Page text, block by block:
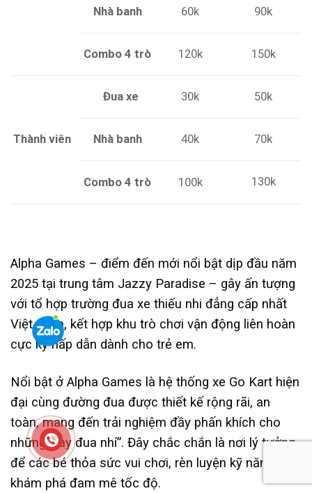
Nhà banh 60k 90k
Combo 4 trò 120k 150k
Thành viên
Đua xe 30k 50k
Nhà banh 40k 70k
Combo 4 trò 100k 130k
Alpha Games – điểm đến mới nổi bật dịp đầu năm
2025 tại trung tâm Jazzy Paradise – gây ấn tượng
với tổ hợp trường đua xe thiếu nhi đẳng cấp nhất
Việt Nam, kết hợp khu trò chơi vận động liên hoàn
cực kỳ hấp dẫn dành cho trẻ em.
Nổi bật ở Alpha Games là hệ thống xe Go Kart hiện
đại cùng đường đua được thiết kế rộng rãi, an
toàn, mang đến trải nghiệm đầy phấn khích cho
những “tay đua nhí”. Đây chắc chắn là nơi lý tưởng
để các bé thỏa sức vui chơi, rèn luyện kỹ năng và
khám phá đam mê tốc độ.